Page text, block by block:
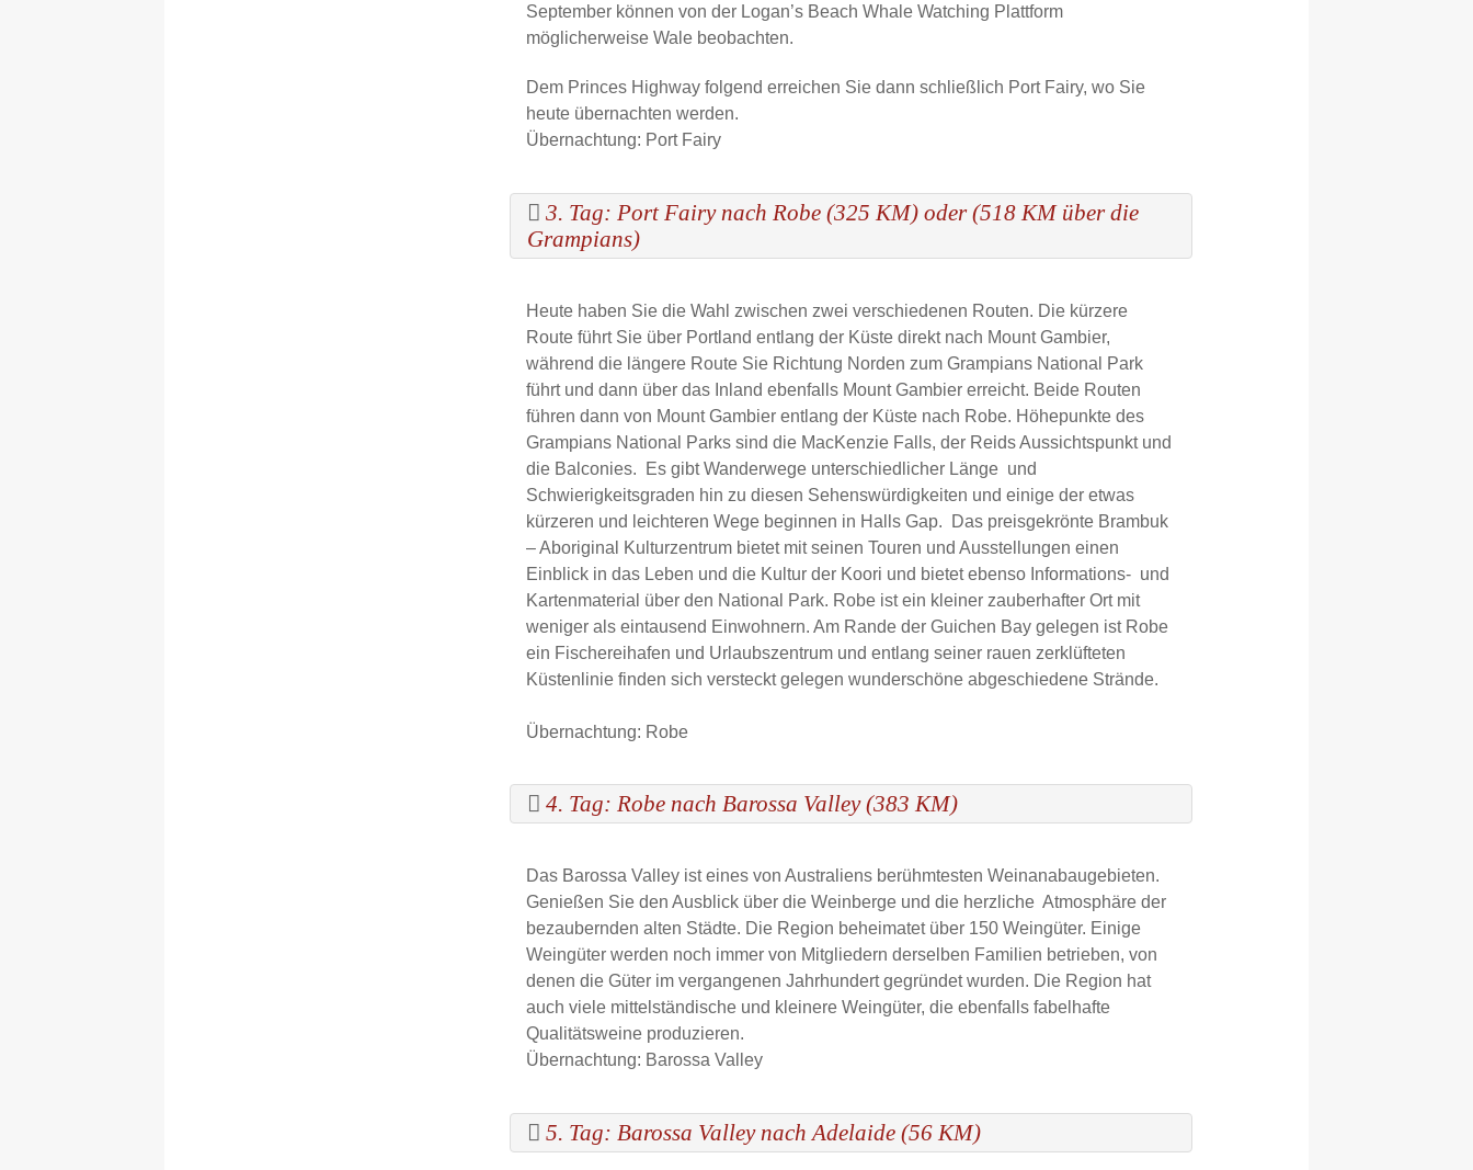
September können von der Logan’s Beach Whale Watching Plattform
möglicherweise Wale beobachten.
Dem Princes Highway folgend erreichen Sie dann schließlich Port Fairy, wo Sie
heute übernachten werden.
Übernachtung: Port Fairy
3. Tag: Port Fairy nach Robe (325 KM) oder (518 KM über die
Grampians)
Heute haben Sie die Wahl zwischen zwei verschiedenen Routen. Die kürzere
Route führt Sie über Portland entlang der Küste direkt nach Mount Gambier,
während die längere Route Sie Richtung Norden zum Grampians National Park
führt und dann über das Inland ebenfalls Mount Gambier erreicht. Beide Routen
führen dann von Mount Gambier entlang der Küste nach Robe. Höhepunkte des
Grampians National Parks sind die MacKenzie Falls, der Reids Aussichtspunkt und
die Balconies. Es gibt Wanderwege unterschiedlicher Länge und
Schwierigkeitsgraden hin zu diesen Sehenswürdigkeiten und einige der etwas
kürzeren und leichteren Wege beginnen in Halls Gap. Das preisgekrönte Brambuk
– Aboriginal Kulturzentrum bietet mit seinen Touren und Ausstellungen einen
Einblick in das Leben und die Kultur der Koori und bietet ebenso Informations- und
Kartenmaterial über den National Park. Robe ist ein kleiner zauberhafter Ort mit
weniger als eintausend Einwohnern. Am Rande der Guichen Bay gelegen ist Robe
ein Fischereihafen und Urlaubszentrum und entlang seiner rauen zerklüfteten
Küstenlinie finden sich versteckt gelegen wunderschöne abgeschiedene Strände.
Übernachtung: Robe
4. Tag: Robe nach Barossa Valley (383 KM)
Das Barossa Valley ist eines von Australiens berühmtesten Weinanabaugebieten.
Genießen Sie den Ausblick über die Weinberge und die herzliche Atmosphäre der
bezaubernden alten Städte. Die Region beheimatet über 150 Weingüter. Einige
Weingüter werden noch immer von Mitgliedern derselben Familien betrieben, von
denen die Güter im vergangenen Jahrhundert gegründet wurden. Die Region hat
auch viele mittelständische und kleinere Weingüter, die ebenfalls fabelhafte
Qualitätsweine produzieren.
Übernachtung: Barossa Valley
5. Tag: Barossa Valley nach Adelaide (56 KM)